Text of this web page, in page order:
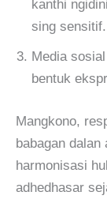
kanthi
sing sensitif.
Media
bentuk
Mangkono,
babagan dalan
harmonisasi
adhedhasar